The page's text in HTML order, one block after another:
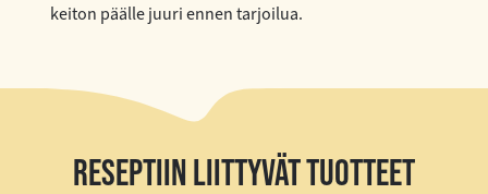
keiton päälle juuri ennen tarjoilua.
RESEPTIIN LIITTYVÄT TUOTTEET